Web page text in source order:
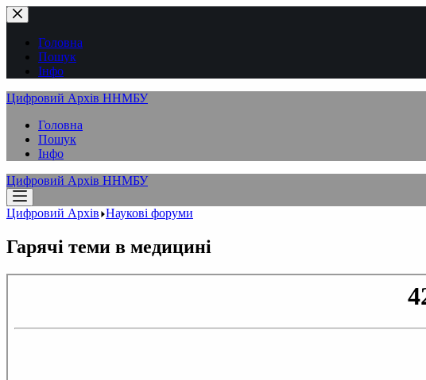
Перейти
до
вмістуГоловна
Пошук
Інфо
Цифровий Архів ННМБУ
Головна
Пошук
Інфо
Цифровий Архів ННМБУ
Цифровий Архів Наукові форуми
Гарячі теми в медицині